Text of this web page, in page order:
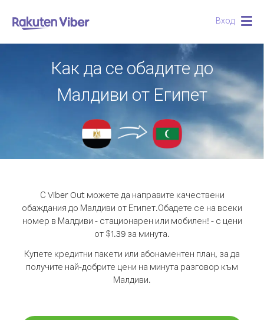
Вход
Как да се обадите до
Малдиви от Египет
С Viber Out можете да направите качествени
обаждания до Малдиви от Египет.Обадете се на всеки
номер в Малдиви - стационарен или мобилен! - с цени
от $1.39 за минута.
Купете кредитни пакети или абонаментен план, за да
получите най-добрите цени на минута разговор към
Малдиви.